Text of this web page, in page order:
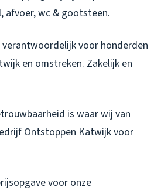
afvoer, wc & gootsteen.
verantwoordelijk voor honderden
en omstreken. Zakelijk en
is waar wij van
Ontstoppen Katwijk voor
voor onze